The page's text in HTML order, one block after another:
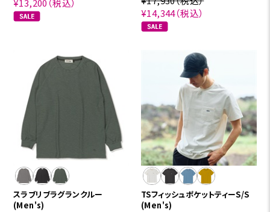
¥13,200 （税込）
¥14,344（税込）
スラブリブラグランクルー
(Men's)
TSフィッシュポケットティーS/S
(Men's)